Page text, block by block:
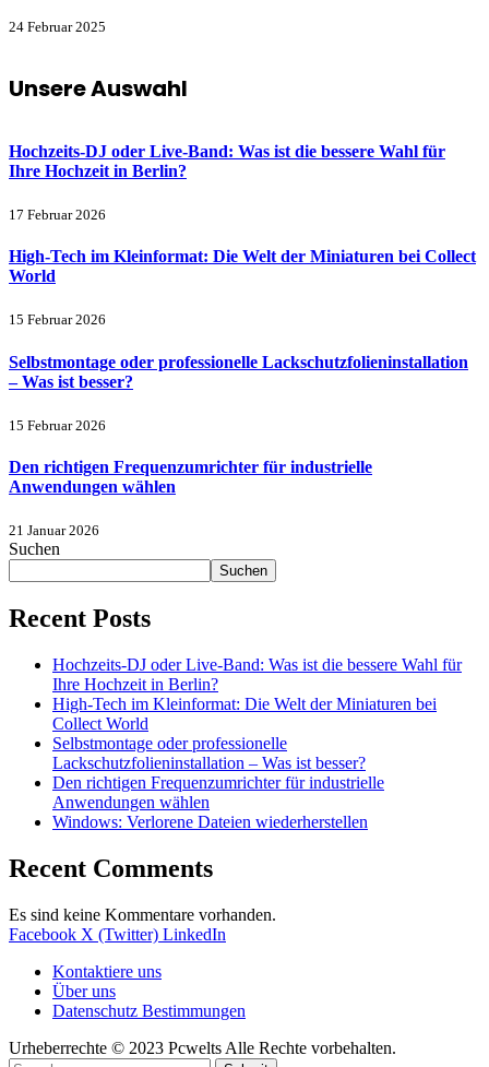
24 Februar 2025
Unsere Auswahl
Hochzeits-DJ oder Live-Band: Was ist die bessere Wahl für
Ihre Hochzeit in Berlin?
17 Februar 2026
High-Tech im Kleinformat: Die Welt der Miniaturen bei Collect
World
15 Februar 2026
Selbstmontage oder professionelle Lackschutzfolieninstallation
– Was ist besser?
15 Februar 2026
Den richtigen Frequenzumrichter für industrielle
Anwendungen wählen
21 Januar 2026
Suchen
Suchen
Recent Posts
Hochzeits-DJ oder Live-Band: Was ist die bessere Wahl für
Ihre Hochzeit in Berlin?
High-Tech im Kleinformat: Die Welt der Miniaturen bei
Collect World
Selbstmontage oder professionelle
Lackschutzfolieninstallation – Was ist besser?
Den richtigen Frequenzumrichter für industrielle
Anwendungen wählen
Windows: Verlorene Dateien wiederherstellen
Recent Comments
Es sind keine Kommentare vorhanden.
Facebook X (Twitter) LinkedIn
Kontaktiere uns
Über uns
Datenschutz Bestimmungen
Urheberrechte © 2023 Pcwelts Alle Rechte vorbehalten.